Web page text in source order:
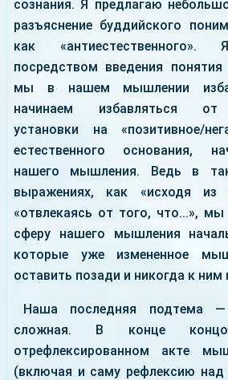
сознания. Я предлагаю
разъяснение буддийского
как
посредством введения
мы в нашем мышлении
начинаем избавляться от
установки на «позитивное/
естественного основания,
нашего мышления. Ведь в
выражениях, как «исходя из
«отвлекаясь от того, что...»,
сферу нашего мышления
которые уже измененное
оставить позади и никогда к ним
Наша последняя подтема
сложная. В конце
отрефлексированном акте
(включая и саму рефлексию